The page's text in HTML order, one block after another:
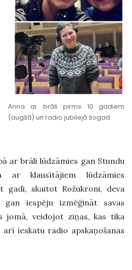
Anna ar brāli pirms 10 gadiem
(augšā) un radio jubilejā šogad
ar brāli lūdzāmies gan Stundu
ar klausītājiem lūdzāmies
gadi, skaitot Rožukroni, deva
gan iespēju izmēģināt savas
jomā, veidojot ziņas, kas tika
ieskatu radio apskaņošanas